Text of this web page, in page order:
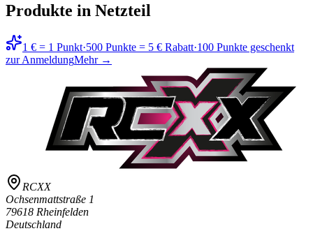
Produkte in Netzteil
1 € = 1 Punkt·500 Punkte = 5 € Rabatt·100 Punkte geschenkt
zur AnmeldungMehr →
RCXX
Ochsenmattstraße 1
79618 Rheinfelden
Deutschland